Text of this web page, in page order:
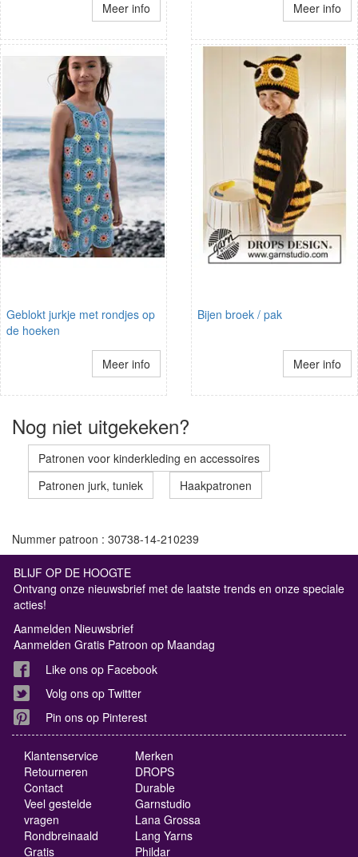
Meer info Meer info
Geblokt jurkje met rondjes op
de hoeken
Meer info
Bijen broek / pak
Meer info
Nog niet uitgekeken?
Patronen voor kinderkleding en accessoires
Patronen jurk, tuniek
Haakpatronen
Nummer patroon : 30738-14-210239
BLIJF OP DE HOOGTE
Ontvang onze nieuwsbrief met de laatste trends en onze speciale
acties!
Aanmelden Nieuwsbrief
Aanmelden Gratis Patroon op Maandag
Like ons op Facebook
Volg ons op Twitter
Pin ons op Pinterest
Klantenservice
Retourneren
Contact
Veel gestelde
vragen
Rondbreinaald
Gratis
Merken
DROPS
Durable
Garnstudio
Lana Grossa
Lang Yarns
Phildar